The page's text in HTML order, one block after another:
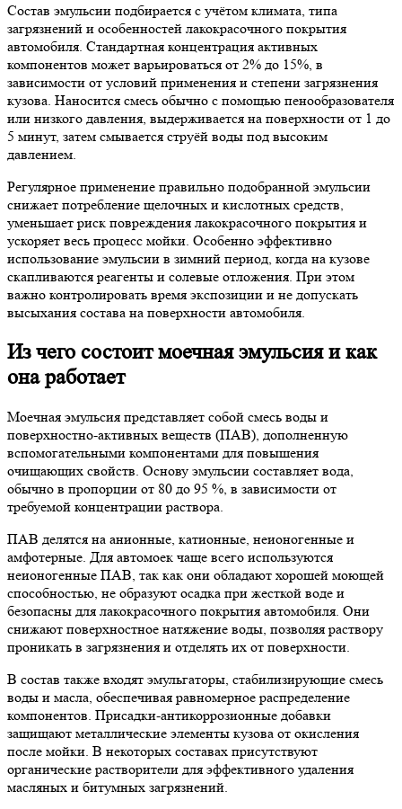
Состав эмульсии подбирается с учётом климата, типа
загрязнений и особенностей лакокрасочного покрытия
автомобиля. Стандартная концентрация активных
компонентов может варьироваться от 2% до 15%, в
зависимости от условий применения и степени загрязнения
кузова. Наносится смесь обычно с помощью пенообразователя
или низкого давления, выдерживается на поверхности от 1 до
5 минут, затем смывается струёй воды под высоким
давлением.
Регулярное применение правильно подобранной эмульсии
снижает потребление щелочных и кислотных средств,
уменьшает риск повреждения лакокрасочного покрытия и
ускоряет весь процесс мойки. Особенно эффективно
использование эмульсии в зимний период, когда на кузове
скапливаются реагенты и солевые отложения. При этом
важно контролировать время экспозиции и не допускать
высыхания состава на поверхности автомобиля.
Из чего состоит моечная эмульсия и как
она работает
Моечная эмульсия представляет собой смесь воды и
поверхностно-активных веществ (ПАВ), дополненную
вспомогательными компонентами для повышения
очищающих свойств. Основу эмульсии составляет вода,
обычно в пропорции от 80 до 95 %, в зависимости от
требуемой концентрации раствора.
ПАВ делятся на анионные, катионные, неионогенные и
амфотерные. Для автомоек чаще всего используются
неионогенные ПАВ, так как они обладают хорошей моющей
способностью, не образуют осадка при жесткой воде и
безопасны для лакокрасочного покрытия автомобиля. Они
снижают поверхностное натяжение воды, позволяя раствору
проникать в загрязнения и отделять их от поверхности.
В состав также входят эмульгаторы, стабилизирующие смесь
воды и масла, обеспечивая равномерное распределение
компонентов. Присадки-антикоррозионные добавки
защищают металлические элементы кузова от окисления
после мойки. В некоторых составах присутствуют
органические растворители для эффективного удаления
масляных и битумных загрязнений.